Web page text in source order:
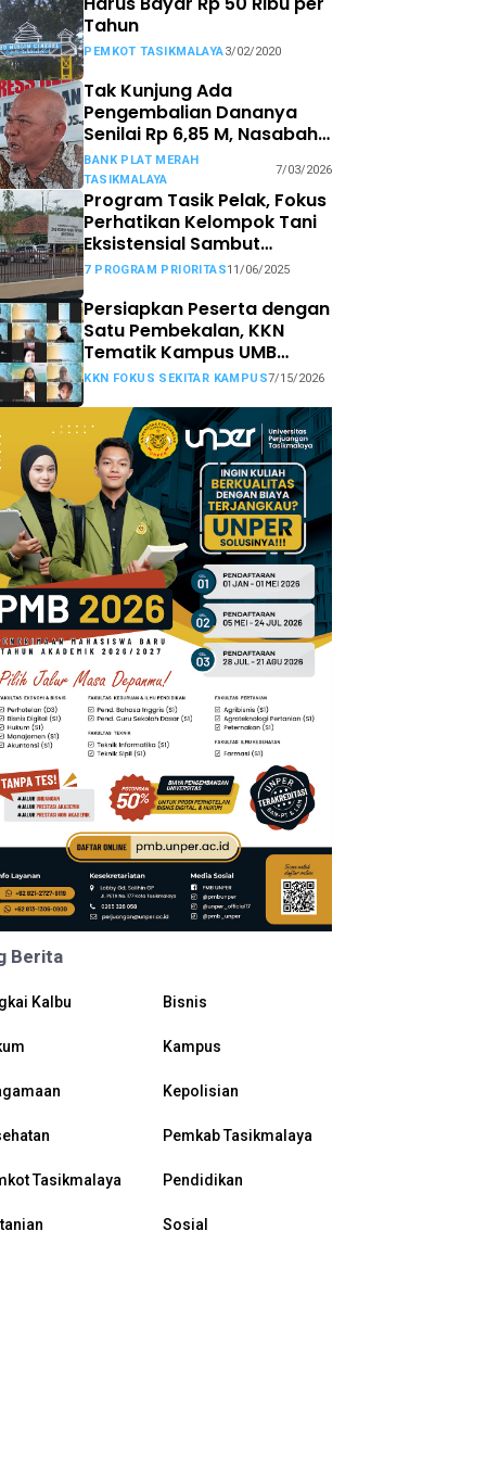
Tahun
PEMKOT TASIKMALAYA3/02/2020
Tak Kunjung Ada
Pengembalian Dananya
Senilai Rp 6,85 M, Nasabah
Bank Plat Merah di
Tasikmalaya Siap Tempuh
Jalur Hukum.
BANK PLAT MERAH
TASIKMALAYA
7/03/2026
Program Tasik Pelak, Fokus
Perhatikan Kelompok Tani
Eksistensial Sambut
Prospek Pasar MBG
7 PROGRAM PRIORITAS11/06/2025
Persiapkan Peserta dengan
Satu Pembekalan, KKN
Tematik Kampus UMB
Sasar Wilayah Kecamatan
KKN FOKUS SEKITAR KAMPUS7/15/2026
Berita
Kalbu Bisnis
Kampus
Kepolisian
Pemkab Tasikmalaya
Tasikmalaya Pendidikan
Sosial